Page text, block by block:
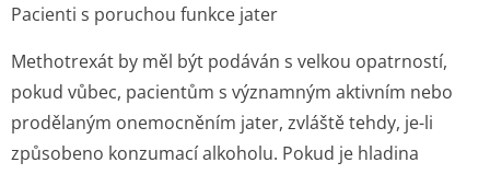
Pacienti s poruchou funkce jater
Methotrexát by měl být podáván s velkou opatrností,
pokud vůbec, pacientům s významným aktivním nebo
prodělaným onemocněním jater, zvláště tehdy, je-li
způsobeno konzumací alkoholu. Pokud je hladina